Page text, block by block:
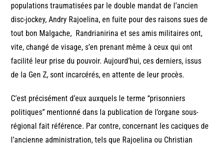
populations traumatisées par le double mandat de l’ancien
disc-jockey, Andry Rajoelina, en fuite pour des raisons sues de
tout bon Malgache, Randrianirina et ses amis militaires ont,
vite, changé de visage, s’en prenant même à ceux qui ont
facilité leur prise du pouvoir. Aujourd’hui, ces derniers, issus
de la Gen Z, sont incarcérés, en attente de leur procès.
C’est précisément d’eux auxquels le terme “prisonniers
politiques” mentionné dans la publication de l’organe sous-
régional fait référence. Par contre, concernant les caciques de
l’ancienne administration, tels que Rajoelina ou Christian